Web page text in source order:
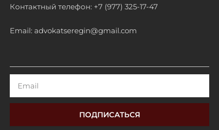
Контактный телефон: +7 (977) 325-17-47
Email: advokatseregin@gmail.com
ПОДПИСАТЬСЯ